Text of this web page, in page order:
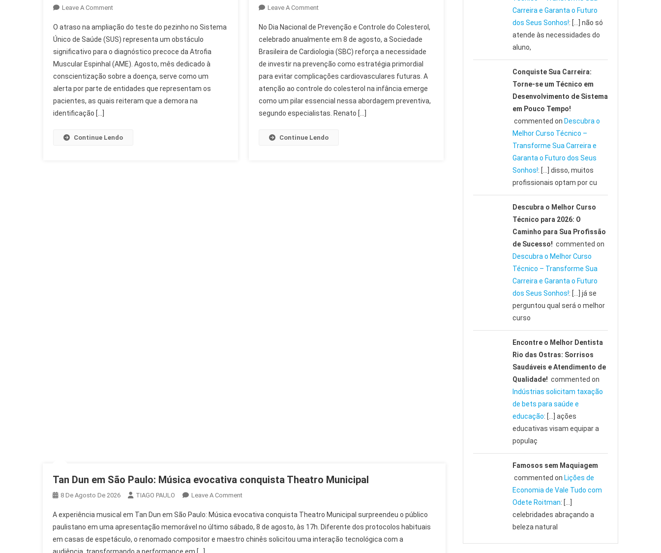
Leave A CommentOn
Na
Ampliação
Do
Teste
Do
Pezinho
Dificulta
O atraso na ampliação do teste do pezinho no Sistema
Único de Saúde (SUS) representa um obstáculo
significativo para o diagnóstico precoce da Atrofia
Muscular Espinhal (AME). Agosto, mês dedicado à
conscientização sobre a doença, serve como um
alerta por parte de entidades que representam os
pacientes, as quais reiteram que a demora na
identificação […]
Continue Lendo
Leave A CommentOn
Do
Colesterol
Na
Infância:
Alerta
De
Cardiologista
No Dia Nacional de Prevenção e Controle do Colesterol,
celebrado anualmente em 8 de agosto, a Sociedade
Brasileira de Cardiologia (SBC) reforça a necessidade
de investir na prevenção como estratégia primordial
para evitar complicações cardiovasculares futuras. A
atenção ao controle do colesterol na infância emerge
como um pilar essencial nessa abordagem preventiva,
segundo especialistas. Renato […]
Continue Lendo
Tan Dun em São Paulo: Música evocativa conquista Theatro Municipal
8 De Agosto De 2026 TIAGO PAULO Leave A CommentOn
Dun
Em
São
A experiência musical em Tan Dun em São Paulo: Música evocativa conquista Theatro Municipal surpreendeu o público
paulistano em uma apresentação memorável no último sábado, 8 de agosto, às 17h. Diferente dos protocolos habituais
em casas de espetáculo, o renomado compositor e maestro chinês solicitou uma interação tecnológica com a
Carreira e Garanta o Futuro
dos Seus Sonhos!: […] não só
atende às necessidades do
aluno,
Conquiste Sua Carreira:
Torne-se um Técnico em
Desenvolvimento de Sistema
em Pouco Tempo!
commented on Descubra o
Melhor Curso Técnico –
Transforme Sua Carreira e
Garanta o Futuro dos Seus
Sonhos!: […] disso, muitos
profissionais optam por cu
Descubra o Melhor Curso
Técnico para 2026: O
Caminho para Sua Profissão
de Sucesso! commented on
Descubra o Melhor Curso
Técnico – Transforme Sua
Carreira e Garanta o Futuro
dos Seus Sonhos!: […] já se
perguntou qual será o melhor
curso
Encontre o Melhor Dentista
Rio das Ostras: Sorrisos
Saudáveis e Atendimento de
Qualidade! commented on
Indústrias solicitam taxação
de bets para saúde e
educação: […] ações
educativas visam equipar a
populaç
Famosos sem Maquiagem
commented on Lições de
Economia de Vale Tudo com
Odete Roitman: […]
celebridades abraçando a
beleza natural